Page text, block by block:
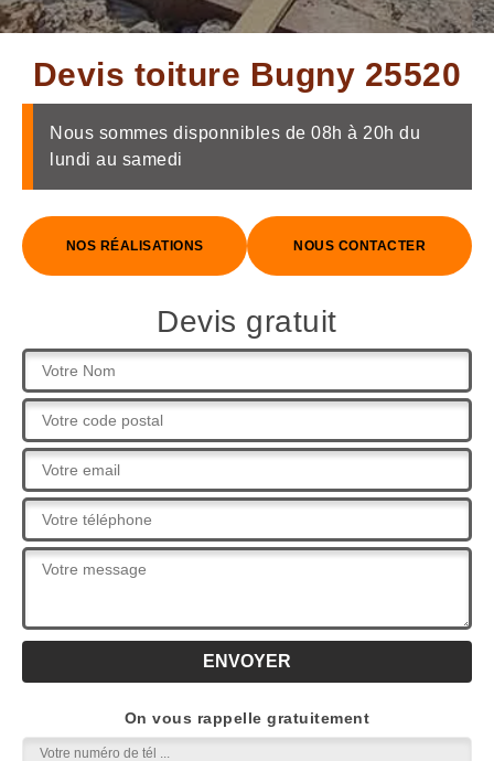
Devis toiture Bugny 25520
Nous sommes disponnibles de 08h à 20h du
lundi au samedi
NOS RÉALISATIONS NOUS CONTACTER
Devis gratuit
On vous rappelle gratuitement